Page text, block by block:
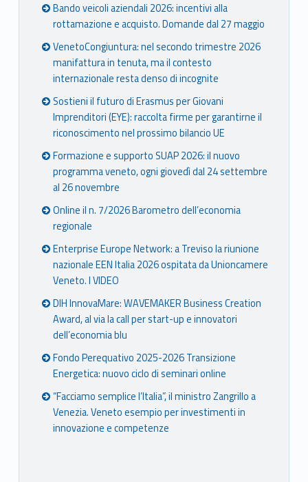
Bando veicoli aziendali 2026: incentivi alla
rottamazione e acquisto. Domande dal 27 maggio
VenetoCongiuntura: nel secondo trimestre 2026
manifattura in tenuta, ma il contesto
internazionale resta denso di incognite
Sostieni il futuro di Erasmus per Giovani
Imprenditori (EYE): raccolta firme per garantirne il
riconoscimento nel prossimo bilancio UE
Formazione e supporto SUAP 2026: il nuovo
programma veneto, ogni giovedì dal 24 settembre
al 26 novembre
Online il n. 7/2026 Barometro dell’economia
regionale
Enterprise Europe Network: a Treviso la riunione
nazionale EEN Italia 2026 ospitata da Unioncamere
Veneto. I VIDEO
DIH InnovaMare: WAVEMAKER Business Creation
Award, al via la call per start-up e innovatori
dell’economia blu
Fondo Perequativo 2025-2026 Transizione
Energetica: nuovo ciclo di seminari online
“Facciamo semplice l’Italia”, il ministro Zangrillo a
Venezia. Veneto esempio per investimenti in
innovazione e competenze